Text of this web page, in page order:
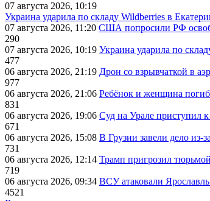
07 августа 2026, 10:19
Украина ударила по складу Wildberries в
07 августа 2026, 11:20 США попросили РФ
290
07 августа 2026, 10:19 Украина ударила по
477
06 августа 2026, 21:19 Дрон со взрывчаткой в
977
06 августа 2026, 21:06 Ребёнок и женщина
831
06 августа 2026, 19:06 Суд на Урале приступил
671
06 августа 2026, 15:08 В Грузии завели дело из-
731
06 августа 2026, 12:14 Трамп пригрозил
719
06 августа 2026, 09:34 ВСУ атаковали
4521